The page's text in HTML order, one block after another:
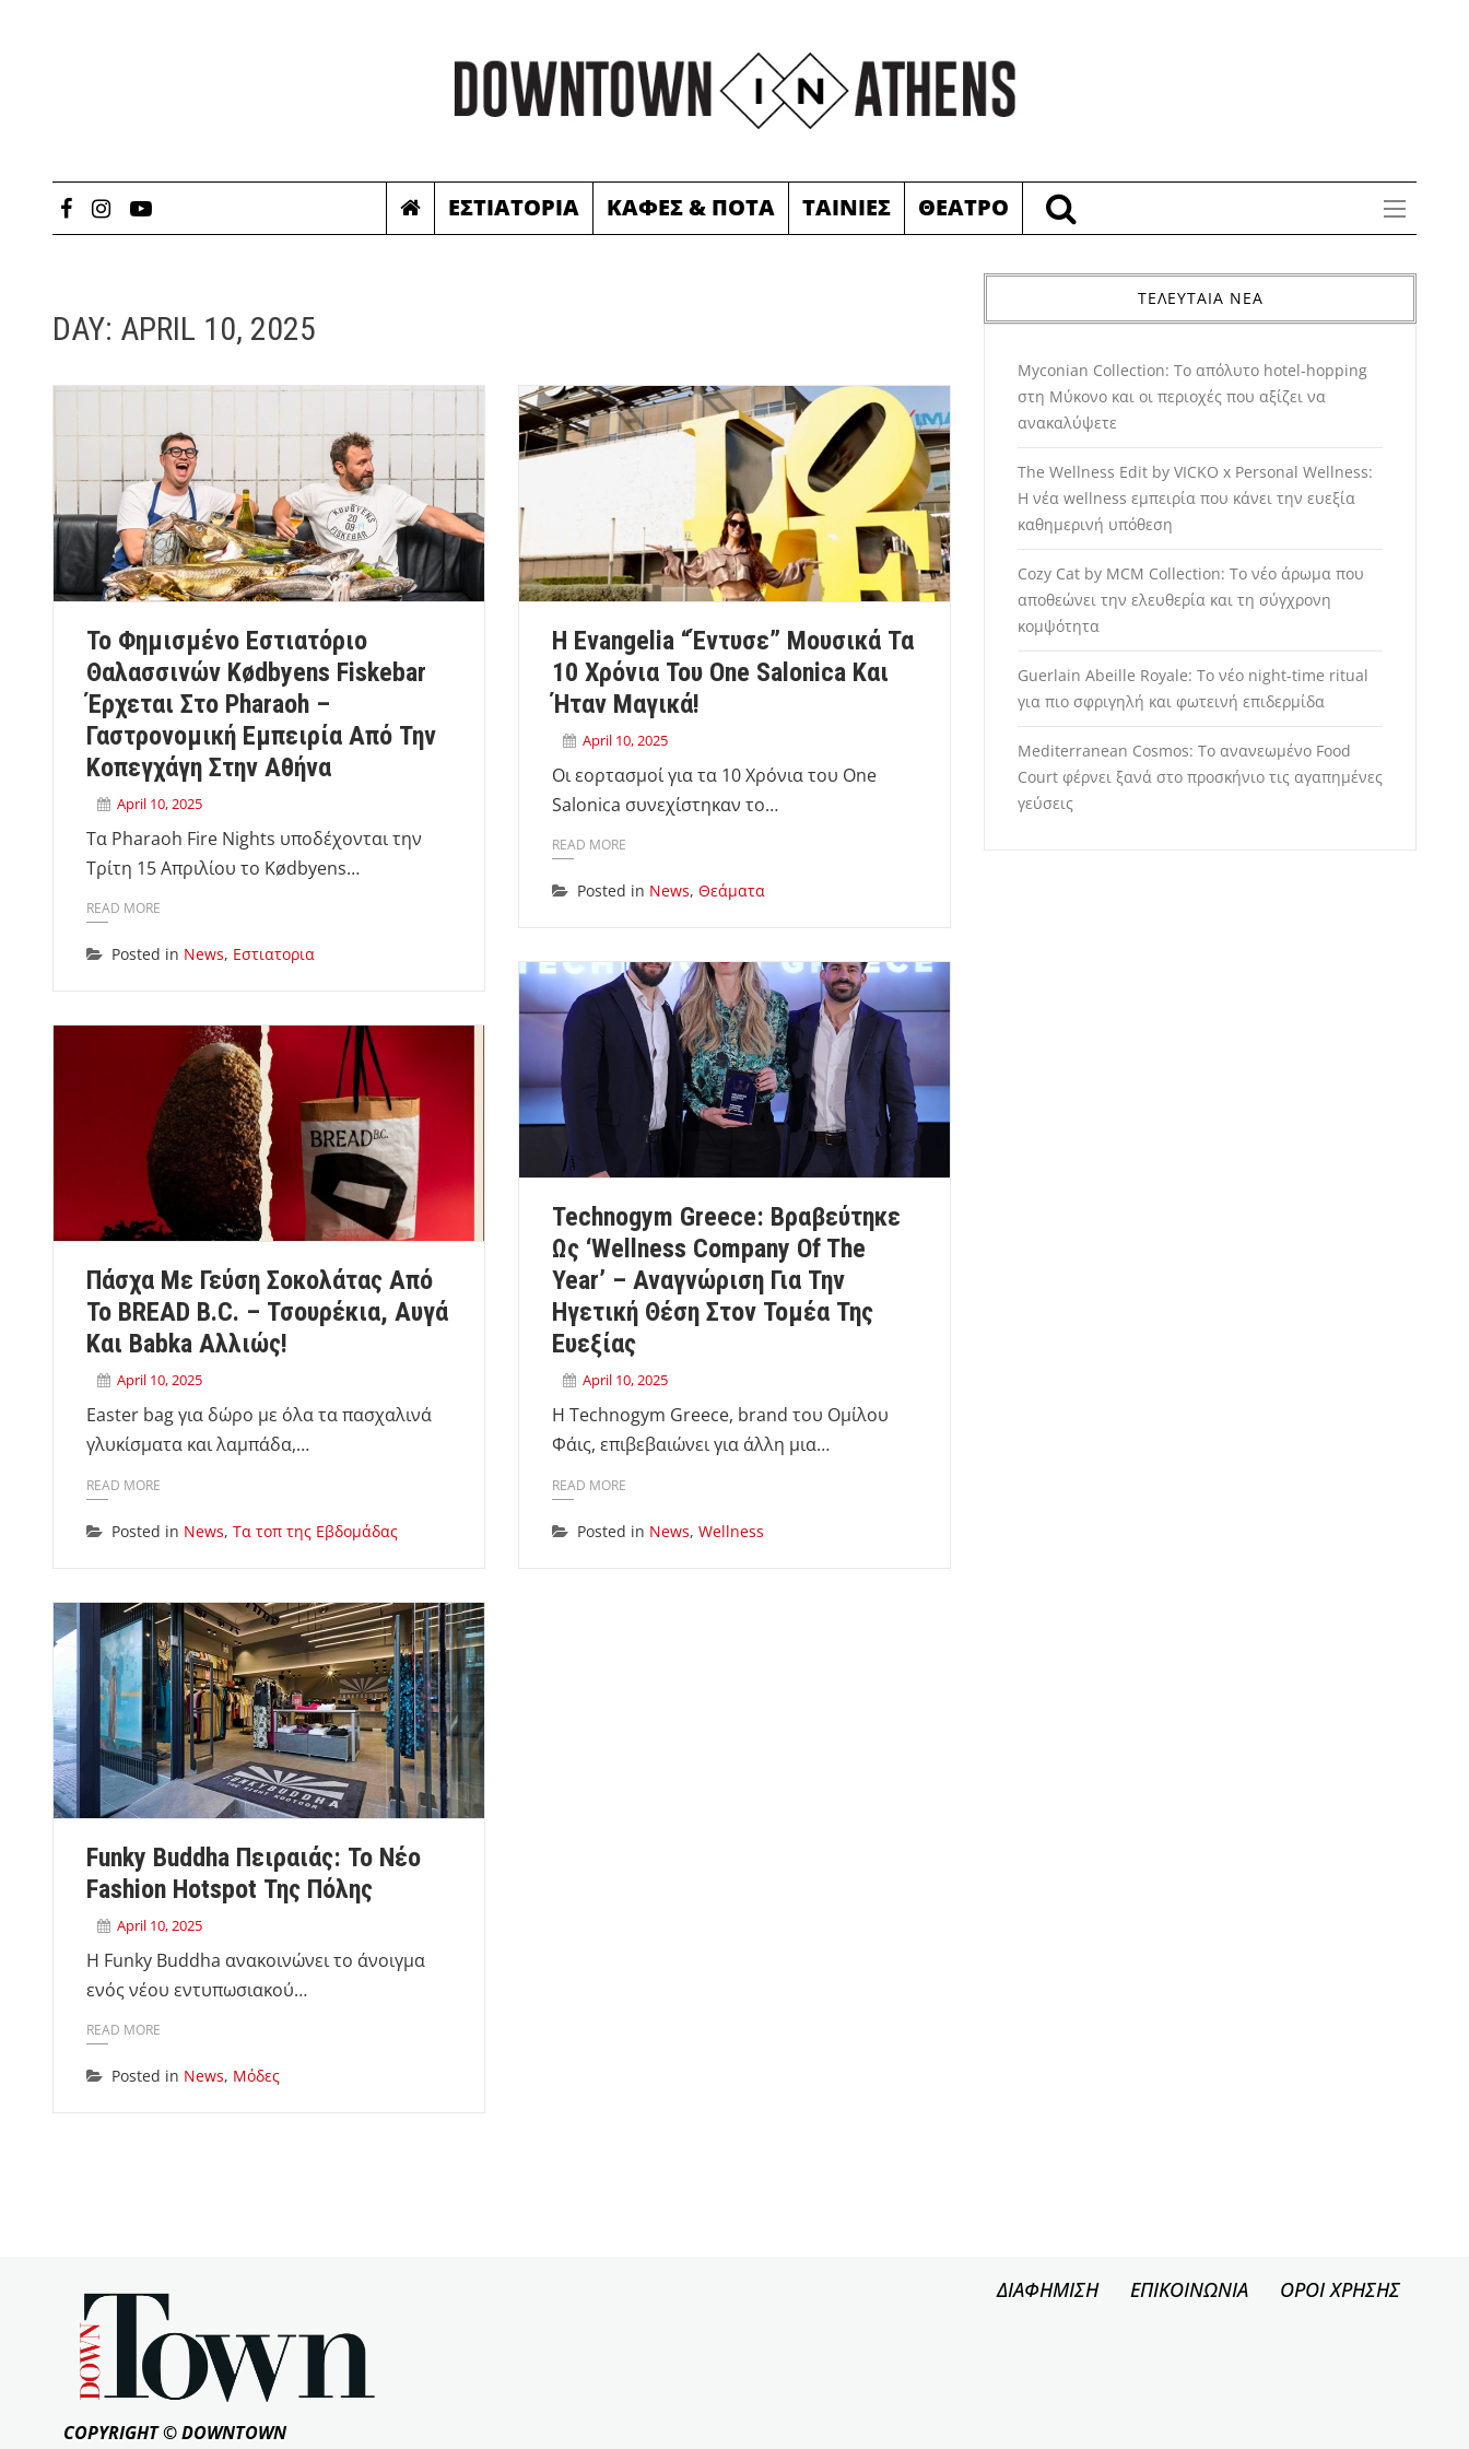
ΕΣΤΙΑΤΟΡΙΑ ΚΑΦΕΣ & ΠΟΤΑ ΤΑΙΝΙΕΣ ΘΕΑΤΡΟ
DAY: APRIL 10, 2025
Το Φημισμένο Εστιατόριο
Θαλασσινών Kødbyens Fiskebar
Έρχεται Στο Pharaoh –
Γαστρονομική Εμπειρία Από Την
Κοπεγχάγη Στην Αθήνα
April 10, 2025
Τα Pharaoh Fire Nights υποδέχονται την
Τρίτη 15 Απριλίου το Kødbyens…
READ MORE
Posted in News, Εστιατορια
Η Evangelia “έντυσε” Μουσικά Τα
10 Χρόνια Του One Salonica Και
Ήταν Μαγικά!
April 10, 2025
Οι εορτασμοί για τα 10 Χρόνια του One
Salonica συνεχίστηκαν το…
READ MORE
Posted in News, Θεάματα
Technogym Greece: Βραβεύτηκε
Ως ‘Wellness Company Of The
Year’ – Αναγνώριση Για Την
Ηγετική Θέση Στον Τομέα Της
Ευεξίας
April 10, 2025
Η Technogym Greece, brand του Ομίλου
Φάις, επιβεβαιώνει για άλλη μια…
READ MORE
Posted in News, Wellness
Πάσχα Με Γεύση Σοκολάτας Από
Το BREAD B.C. – Τσουρέκια, Αυγά
Και Babka Αλλιώς!
April 10, 2025
Easter bag για δώρο με όλα τα πασχαλινά
γλυκίσματα και λαμπάδα,…
READ MORE
Posted in News, Τα τοπ της Εβδομάδας
Funky Buddha Πειραιάς: Το Νέο
Fashion Hotspot Της Πόλης
April 10, 2025
Η Funky Buddha ανακοινώνει το άνοιγμα
ενός νέου εντυπωσιακού…
READ MORE
Posted in News, Μόδες
ΤΕΛΕΥΤΑΙΑ ΝΕΑ
Myconian Collection: Το απόλυτο hotel-hopping
στη Μύκονο και οι περιοχές που αξίζει να
ανακαλύψετε
The Wellness Edit by VICKO x Personal Wellness:
Η νέα wellness εμπειρία που κάνει την ευεξία
καθημερινή υπόθεση
Cozy Cat by MCM Collection: Το νέο άρωμα που
αποθεώνει την ελευθερία και τη σύγχρονη
κομψότητα
Guerlain Abeille Royale: Το νέο night-time ritual
για πιο σφριγηλή και φωτεινή επιδερμίδα
Mediterranean Cosmos: Το ανανεωμένο Food
Court φέρνει ξανά στο προσκήνιο τις αγαπημένες
γεύσεις
COPYRIGHT © DOWNTOWN
ΔΙΑΦΗΜΙΣΗ ΕΠΙΚΟΙΝΩΝΙΑ ΟΡΟΙ ΧΡΗΣΗΣ